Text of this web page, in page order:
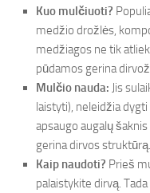
Kuo mulčiuoti?
medžio drožlės,
medžiagos ne tik
pūdamos gerina
Mulčio nauda: Jis
laistyti), neleidžia
apsaugo augalų
gerina dirvos struktūrą.
Kaip naudoti? Prieš
palaistykite dirvą.